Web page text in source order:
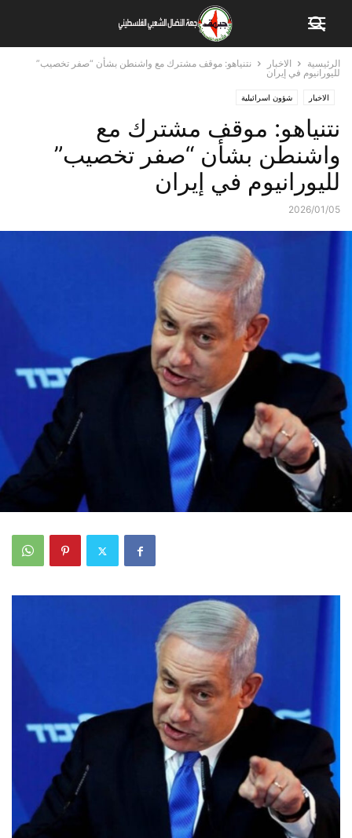
الرئيسية الاخبار
نتنياهو: موقف مشترك مع واشنطن بشأن “صفر تخصيب”
لليورانيوم في إيران
الاخبار شؤون اسرائيلية
نتنياهو: موقف مشترك مع
واشنطن بشأن “صفر تخصيب”
لليورانيوم في إيران
2026/01/05